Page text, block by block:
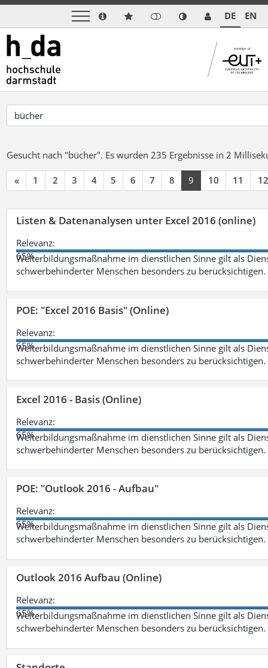
DE EN
Gesucht nach "bücher". Es wurden 235 Ergebnisse in 2
« 1 2 3 4 5 6 7 8 9 10 11 12
Listen & Datenanalysen unter Excel 2016 (online)
Relevanz:
65%
Weiterbildungsmaßnahme im dienstlichen Sinne gilt als
schwerbehinderter Menschen besonders zu berücksichtigen.
POE: "Excel 2016 Basis" (Online)
Relevanz:
65%
Weiterbildungsmaßnahme im dienstlichen Sinne gilt als
schwerbehinderter Menschen besonders zu berücksichtigen.
Excel 2016 - Basis (Online)
Relevanz:
65%
Weiterbildungsmaßnahme im dienstlichen Sinne gilt als
schwerbehinderter Menschen besonders zu berücksichtigen.
POE: "Outlook 2016 - Aufbau"
Relevanz:
65%
Weiterbildungsmaßnahme im dienstlichen Sinne gilt als
schwerbehinderter Menschen besonders zu berücksichtigen.
Outlook 2016 Aufbau (Online)
Relevanz:
65%
Weiterbildungsmaßnahme im dienstlichen Sinne gilt als
schwerbehinderter Menschen besonders zu berücksichtigen.